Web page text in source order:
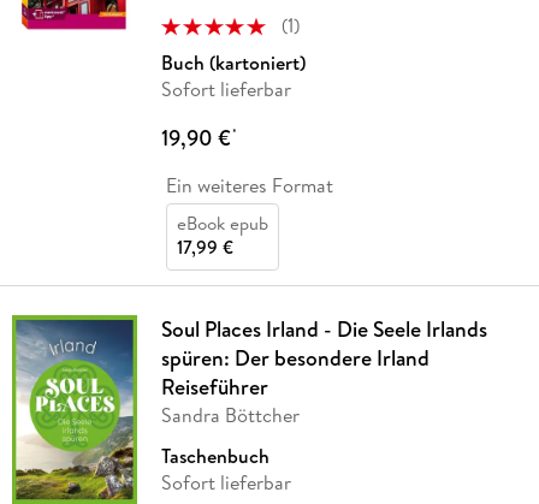
(1)
Buch (kartoniert)
Sofort lieferbar
19,90 €*
Ein weiteres Format
eBook epub
17,99 €
Soul Places Irland - Die Seele Irlands
spüren: Der besondere Irland
Reiseführer
Sandra Böttcher
Taschenbuch
Sofort lieferbar